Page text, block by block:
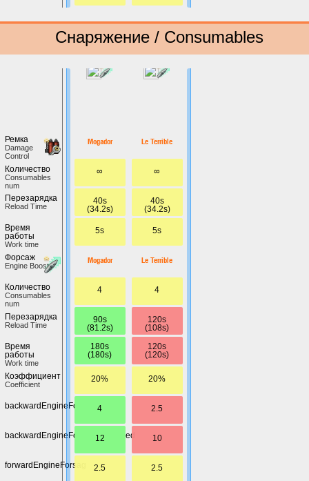
Снаряжение / Consumables
Ремка
Damage
Control
Количество
Сonsumables
num
Перезарядка
Reload Time
Время
работы
Work time
Форсаж
Engine Boost
Количество
Сonsumables
num
Перезарядка
Reload Time
Время
работы
Work time
Коэффициент
Coefficient
backwardEngineForsag
backwardEngineForsagMaxSpeed
forwardEngineForsag
Mogador
∞
40s
(34.2s)
5s
Mogador
4
90s
(81.2s)
180s
(180s)
20%
4
12
2.5
Le Terrible
∞
40s
(34.2s)
5s
Le Terrible
4
120s
(108s)
120s
(120s)
20%
2.5
10
2.5